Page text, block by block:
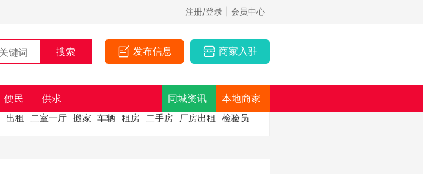
注册/登录 | 会员中心
发布信息 商家入驻
便民 供求 同城资讯 本地商家
出租 二室一厅 搬家 车辆 租房 二手房 厂房出租
检验员